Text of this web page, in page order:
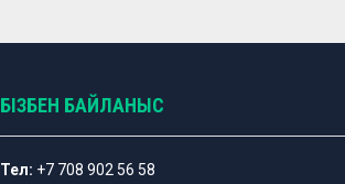
БІЗБЕН БАЙЛАНЫС
Тел: +7 708 902 56 58